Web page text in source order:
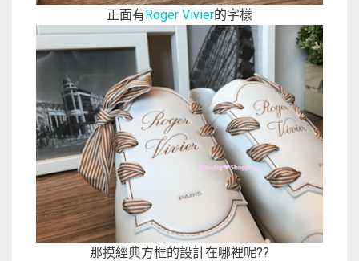
正面有 Roger Vivier的字樣
那摸經典方框的設計在哪裡呢??